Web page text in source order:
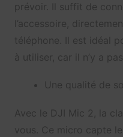
prévoir. Il suffit de
l’accessoire,
téléphone. Il est idéal
à utiliser, car il n’y a
Une qualité de
Avec le DJI Mic 2, la
vous. Ce micro capte